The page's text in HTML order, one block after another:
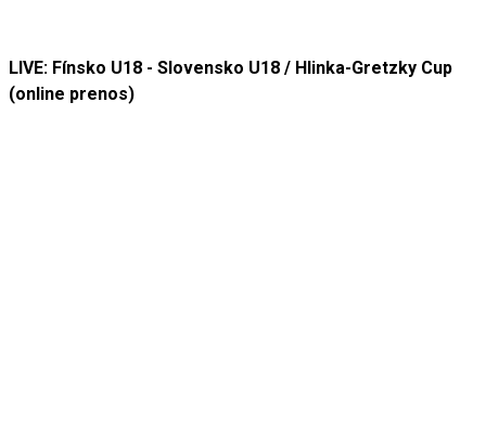
LIVE: Fínsko U18 - Slovensko U18 / Hlinka-Gretzky Cup
(online prenos)